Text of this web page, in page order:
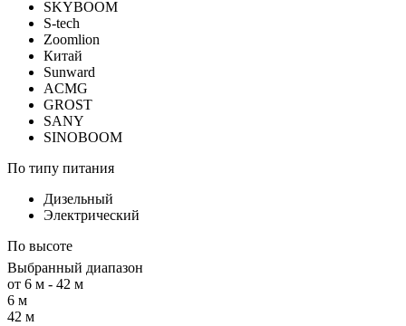
SKYBOOM
S-tech
Zoomlion
Китай
Sunward
ACMG
GROST
SANY
SINOBOOM
По типу питания
Дизельный
Электрический
По высоте
Выбранный диапазон
от 6 м - 42 м
6 м
42 м